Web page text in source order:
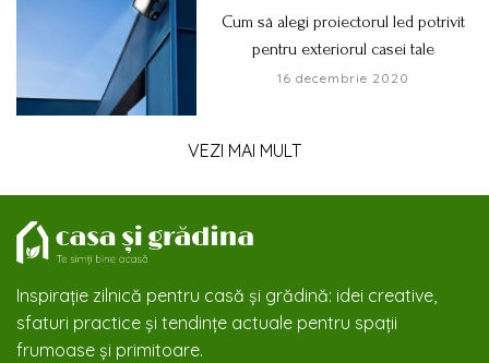
Cum să alegi proiectorul led potrivit
pentru exteriorul casei tale
16 decembrie 2020
VEZI MAI MULT
Inspirație zilnică pentru casă și grădină: idei creative,
sfaturi practice și tendințe actuale pentru spații
frumoase și primitoare.